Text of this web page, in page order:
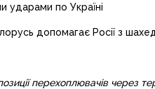
допомагає Росії з
перехоплювачів через